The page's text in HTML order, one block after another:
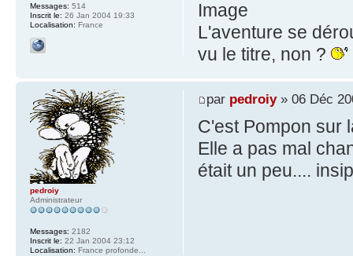
L'aventure se
vu le titre, non ?
Messages: 514
Inscrit le: 26 Jan 2004 19:33
Localisation: France
par pedroiy» 06 Déc
C'est Pompon sur
Elle a pas mal
était un peu....
pedroiy
Administrateur
Messages: 2182
Inscrit le: 22 Jan 2004 23:12
Localisation: France profonde...